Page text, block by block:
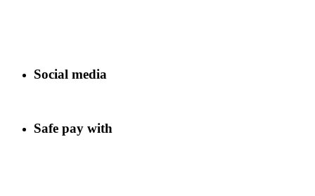
Social media
Safe pay with